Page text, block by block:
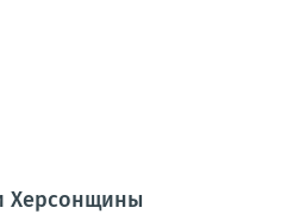
Херсонщины